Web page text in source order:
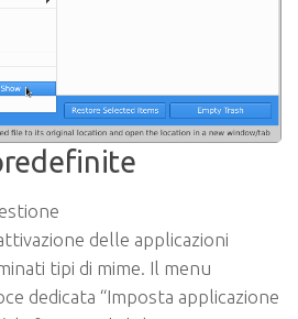
delle applicazioni
tipi di mime. Il menu
dedicata “Imposta applicazione